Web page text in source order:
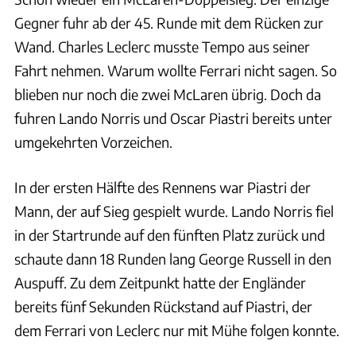
Gegner fuhr ab der 45. Runde mit dem Rücken zur
Wand. Charles Leclerc musste Tempo aus seiner
Fahrt nehmen. Warum wollte Ferrari nicht sagen. So
blieben nur noch die zwei McLaren übrig. Doch da
fuhren Lando Norris und Oscar Piastri bereits unter
umgekehrten Vorzeichen.
In der ersten Hälfte des Rennens war Piastri der
Mann, der auf Sieg gespielt wurde. Lando Norris fiel
in der Startrunde auf den fünften Platz zurück und
schaute dann 18 Runden lang George Russell in den
Auspuff. Zu dem Zeitpunkt hatte der Engländer
bereits fünf Sekunden Rückstand auf Piastri, der
dem Ferrari von Leclerc nur mit Mühe folgen konnte.